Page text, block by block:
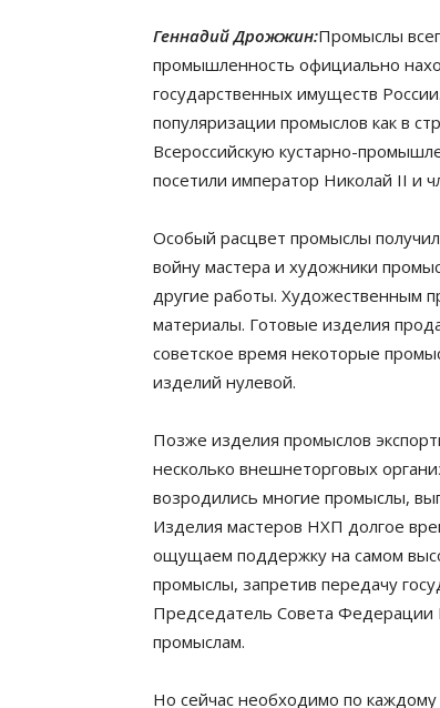
Геннадий Дрожжин:Промыслы
промышленность официально
государственных имуществ
популяризации промыслов как в
Всероссийскую кустарно-
посетили император Николай II и
Особый расцвет промыслы
войну мастера и художники
другие работы. Художественным
материалы. Готовые изделия
советское время некоторые
изделий нулевой.
Позже изделия промыслов
несколько внешнеторговых
возродились многие промыслы,
Изделия мастеров НХП долгое
ощущаем поддержку на самом
промыслы, запретив передачу
Председатель Совета Федерации
промыслам.
Но сейчас необходимо по